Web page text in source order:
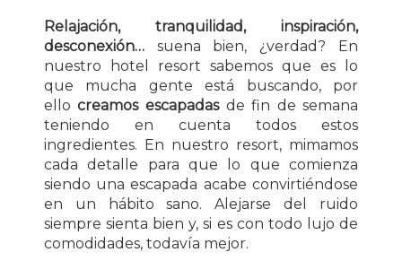
Relajación, tranquilidad, inspiración,
desconexión…suena bien, ¿verdad? En
nuestro hotel resort sabemos que es lo
que mucha gente está buscando, por
ellocreamos escapadasde fin de semana
teniendo en cuenta todos estos
ingredientes. En nuestro resort, mimamos
cada detalle para que lo que comienza
siendo una escapada acabe convirtiéndose
en un hábito sano. Alejarse del ruido
siempre sienta bien y, si es con todo lujo de
comodidades, todavía mejor.